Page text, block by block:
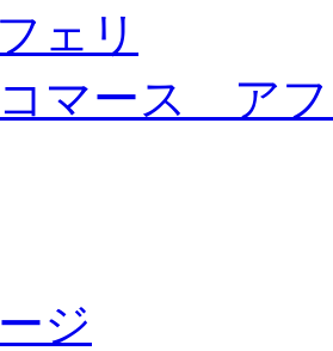
ェリ
マース ア
ジ